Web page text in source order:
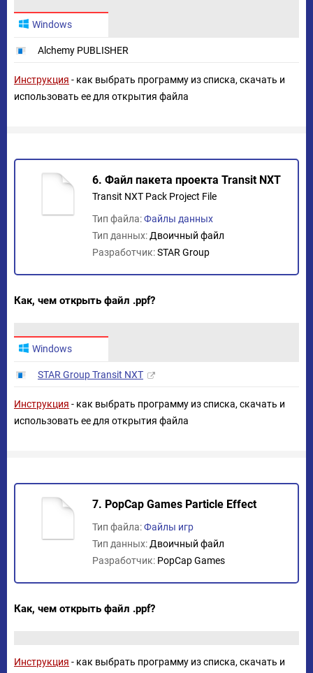
Windows
Alchemy PUBLISHER
Инструкция - как выбрать программу из списка, скачать и
использовать ее для открытия файла
6. Файл пакета проекта Transit NXT
Transit NXT Pack Project File
Тип файла:Файлы данных
Тип данных: Двоичный файл
Разработчик:STAR Group
Как, чем открыть файл .ppf?
Windows
STAR Group Transit NXT
Инструкция - как выбрать программу из списка, скачать и
использовать ее для открытия файла
7. PopCap Games Particle Effect
Тип файла:Файлы игр
Тип данных: Двоичный файл
Разработчик: PopCap Games
Как, чем открыть файл .ppf?
Инструкция - как выбрать программу из списка, скачать и